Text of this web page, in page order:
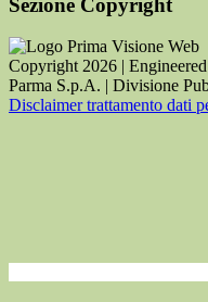
Sezione Copyright
Copyright 2026 |
Parma S.p.A. | Divisione
Disclaimer trattamento dati